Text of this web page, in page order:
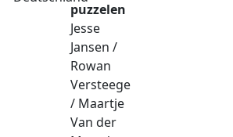
puzzelen
Jesse
Jansen /
Rowan
Versteege
/ Maartje
Van der